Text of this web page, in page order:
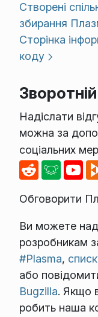
Створені
збирання
Сторінка
коду
Надіслати
можна за
соціальних
Обговорити
Ви можете
розробникам
#Plasma,
або
Bugzilla. Якщо
робить наша